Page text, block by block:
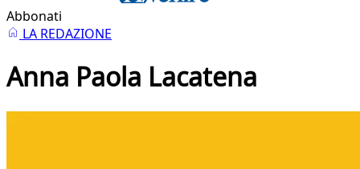
Abbonati
LA REDAZIONE
Anna Paola Lacatena